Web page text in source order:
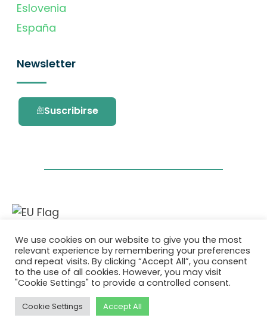
Eslovenia
España
Newsletter
Suscribirse
Este proyecto ha recibido financiación del
programa de investigación e innovación
Horizonte 2020 de la Unión Europea en virtud
del acuerdo de subvención No. 101036418.
Política de Privacidad
We use cookies on our website to give you the most
relevant experience by remembering your preferences
and repeat visits. By clicking “Accept All”, you consent
to the use of all cookies. However, you may visit
"Cookie Settings" to provide a controlled consent.
Cookie Settings Accept All